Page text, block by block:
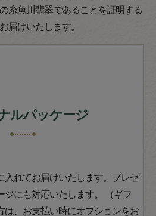
糸魚川翡翠であることを証明する
届けいたします。
ルパッケージ
入れてお届けいたします。プレゼ
ジにも対応いたします。 （ギフ
は、お支払い時にオプションをお